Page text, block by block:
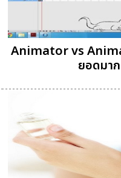
Animator vs
ยอดมา